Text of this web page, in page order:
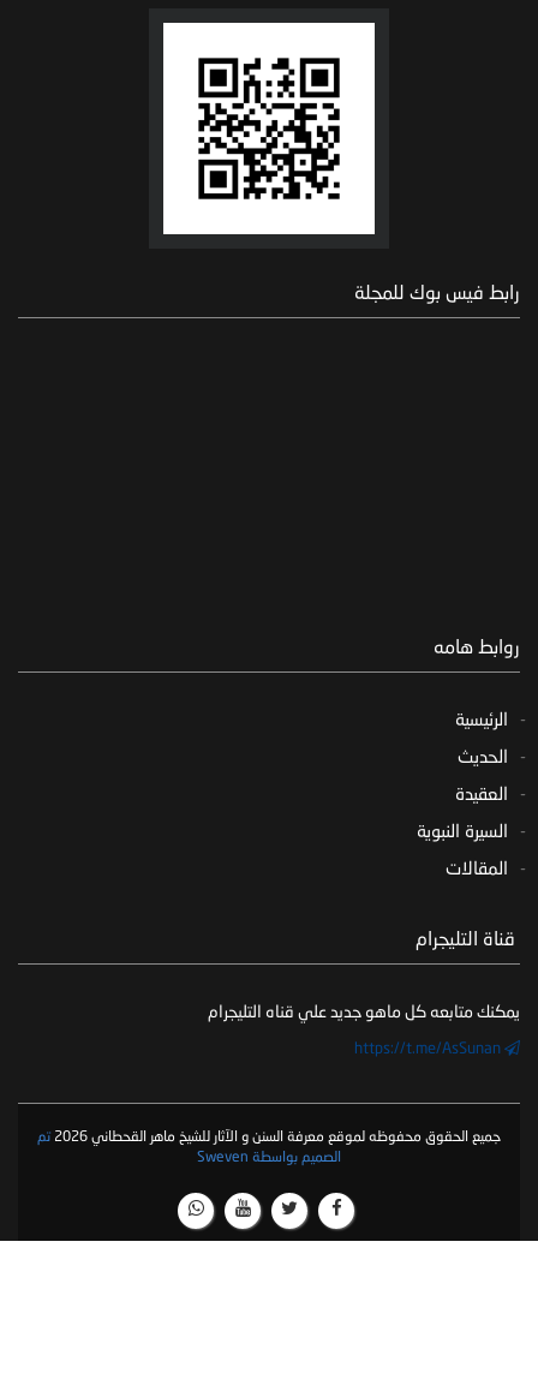
رابط فيس بوك للمجلة
روابط هامه
الرئيسية
الحديث
العقيدة
السيرة النبوية
المقالات
‏ قناة التليجرام
يمكنك متابعه كل ماهو جديد علي قناه التليجرام
جميع الحقوق محفوظه لموقع معرفة السنن و الآثار للشيخ ماهر القحطاني 2026
تم
الصميم بواسطة Sweven